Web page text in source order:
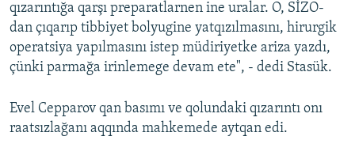
qızarıntığa qarşı preparatlarnen ine uralar. O, SİZO-
dan çıqarıp tibbiyet bolyugine yatqızılmasını, hirurgik
operatsiya yapılmasını istep müdiriyetke ariza yazdı,
çünki parmağa irinlemege devam ete", - dedi Stasük.
Evel Cepparov qan basımı ve qolundaki qızarıntı onı
raatsızlağanı aqqında mahkemede aytqan edi.